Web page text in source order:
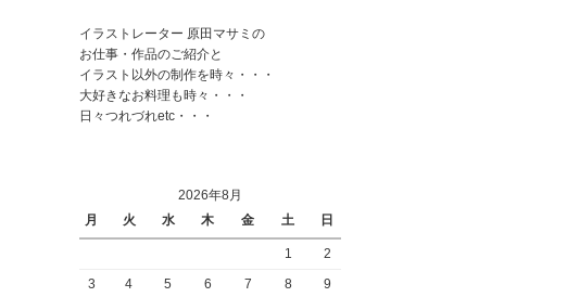
イラストレーター 原田マサミの
お仕事・作品のご紹介と
イラスト以外の制作を時々・・・
大好きなお料理も時々・・・
日々つれづれetc・・・
2026年8月
月
火 水 木 金 土 日
1
2
3
4 5 6 7 8
9